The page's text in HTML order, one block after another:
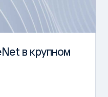
в крупном